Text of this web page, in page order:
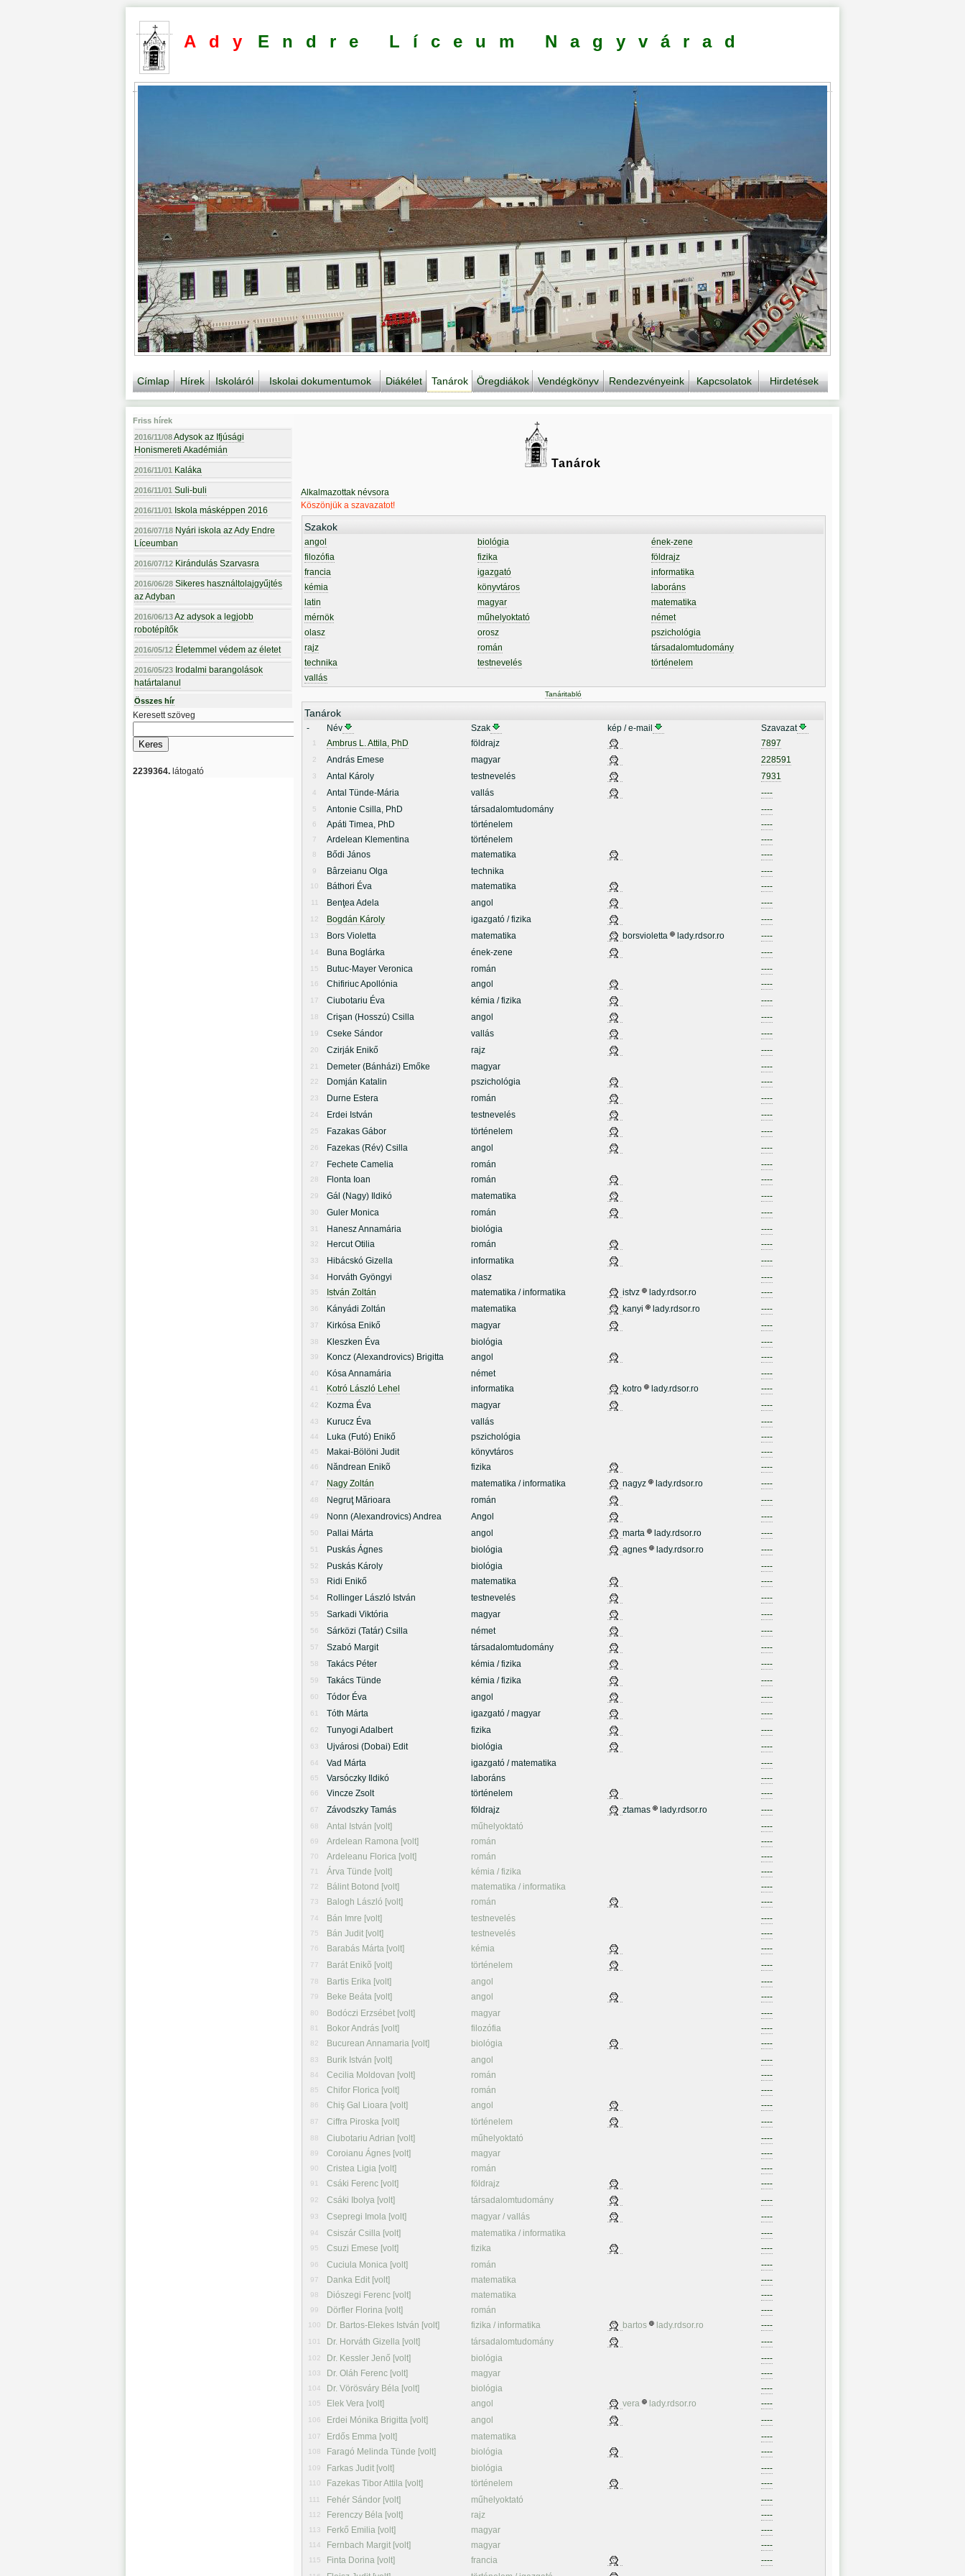
Ady Endre Líceum Nagyvárad
Címlap Hírek Iskoláról Iskolai dokumentumok Diákélet Tanárok Öregdiákok Vendégkönyv Rendezvényeink Kapcsolatok Hirdetések
Friss hírek
2016/11/08Adysok az Ifjúsági
Honismereti Akadémián
2016/11/01 Kaláka
2016/11/01 Suli-buli
2016/11/01 Iskola másképpen 2016
2016/07/18 Nyári iskola az Ady Endre
Líceumban
2016/07/12 Kirándulás Szarvasra
2016/06/28 Sikeres használtolajgyűjtés
az Adyban
2016/06/13Az adysok a legjobb
robotépítők
2016/05/12 Életemmel védem az életet
2016/05/23 Irodalmi barangolások
határtalanul
Összes hír
Keresett szöveg
2239364. látogató
Tanárok
Alkalmazottak névsora
Köszönjük a szavazatot!
Szakok
angol biológia
ének-zene
filozófia
fizika
földrajz
francia
igazgató
informatika
kémia
könyvtáros
laboráns
latin
magyar
matematika
mérnök
műhelyoktató
német
olasz
orosz
pszichológia
rajz
román
társadalomtudomány
technika
testnevelés
történelem
vallás
Tanáritabló
Tanárok
- Név Szak kép / e-mail Szavazat
1 Ambrus L. Attila, PhD földrajz 7897
2 András Emese magyar 228591
3 Antal Károly testnevelés 7931
4 Antal Tünde-Mária vallás ----
5 Antonie Csilla, PhD társadalomtudomány ----
6 Apáti Timea, PhD történelem ----
7 Ardelean Klementina történelem ----
8 Bődi János matematika ----
9 Bârzeianu Olga technika ----
10 Báthori Éva matematika ----
11 Benţea Adela angol ----
12 Bogdán Károly igazgató / fizika ----
13 Bors Violetta matematika borsvioletta lady.rdsor.ro ----
14 Buna Boglárka ének-zene ----
15 Butuc-Mayer Veronica román ----
16 Chifiriuc Apollónia angol ----
17 Ciubotariu Éva kémia / fizika ----
18 Crişan (Hosszú) Csilla angol ----
19 Cseke Sándor vallás ----
20 Czirják Enikő rajz ----
21 Demeter (Bánházi) Emőke magyar ----
22 Domján Katalin pszichológia ----
23 Durne Estera román ----
24 Erdei István testnevelés ----
25 Fazakas Gábor történelem ----
26 Fazekas (Rév) Csilla angol ----
27 Fechete Camelia román ----
28 Flonta Ioan román ----
29 Gál (Nagy) Ildikó matematika ----
30 Guler Monica román ----
31 Hanesz Annamária biológia ----
32 Hercut Otilia román ----
33 Hibácskó Gizella informatika ----
34 Horváth Gyöngyi olasz ----
35 István Zoltán matematika / informatika istvz lady.rdsor.ro ----
36 Kányádi Zoltán matematika kanyi lady.rdsor.ro ----
37 Kirkósa Enikő magyar ----
38 Kleszken Éva biológia ----
39 Koncz (Alexandrovics) Brigitta angol ----
40 Kósa Annamária német ----
41 Kotró László Lehel informatika kotro lady.rdsor.ro ----
42 Kozma Éva magyar ----
43 Kurucz Éva vallás ----
44 Luka (Futó) Enikő pszichológia ----
45 Makai-Bölöni Judit könyvtáros ----
46 Năndrean Enikõ fizika ----
47 Nagy Zoltán matematika / informatika nagyz lady.rdsor.ro ----
48 Negruţ Mărioara román ----
49 Nonn (Alexandrovics) Andrea Angol ----
50 Pallai Márta angol marta lady.rdsor.ro ----
51 Puskás Ágnes biológia agnes lady.rdsor.ro ----
52 Puskás Károly biológia ----
53 Ridi Enikő matematika ----
54 Rollinger László István testnevelés ----
55 Sarkadi Viktória magyar ----
56 Sárközi (Tatár) Csilla német ----
57 Szabó Margit társadalomtudomány ----
58 Takács Péter kémia / fizika ----
59 Takács Tünde kémia / fizika ----
60 Tódor Éva angol ----
61 Tóth Márta igazgató / magyar ----
62 Tunyogi Adalbert fizika ----
63 Ujvárosi (Dobai) Edit biológia ----
64 Vad Márta igazgató / matematika ----
65 Varsóczky Ildikó laboráns ----
66 Vincze Zsolt történelem ----
67 Závodszky Tamás földrajz ztamas lady.rdsor.ro ----
68 Antal István [volt] műhelyoktató ----
69 Ardelean Ramona [volt] román ----
70 Ardeleanu Florica [volt] román ----
71 Árva Tünde [volt] kémia / fizika ----
72 Bálint Botond [volt] matematika / informatika ----
73 Balogh László [volt] román ----
74 Bán Imre [volt] testnevelés ----
75 Bán Judit [volt] testnevelés ----
76 Barabás Márta [volt] kémia ----
77 Barát Enikõ [volt] történelem ----
78 Bartis Erika [volt] angol ----
79 Beke Beáta [volt] angol ----
80 Bodóczi Erzsébet [volt] magyar ----
81 Bokor András [volt] filozófia ----
82 Bucurean Annamaria [volt] biológia ----
83 Burik István [volt] angol ----
84 Cecilia Moldovan [volt] román ----
85 Chifor Florica [volt] román ----
86 Chiş Gal Lioara [volt] angol ----
87 Ciffra Piroska [volt] történelem ----
88 Ciubotariu Adrian [volt] műhelyoktató ----
89 Coroianu Ágnes [volt] magyar ----
90 Cristea Ligia [volt] román ----
91 Csáki Ferenc [volt] földrajz ----
92 Csáki Ibolya [volt] társadalomtudomány ----
93 Csepregi Imola [volt] magyar / vallás ----
94 Csiszár Csilla [volt] matematika / informatika ----
95 Csuzi Emese [volt] fizika ----
96 Cuciula Monica [volt] román ----
97 Danka Edit [volt] matematika ----
98 Diószegi Ferenc [volt] matematika ----
99 Dörfler Florina [volt] román ----
100 Dr. Bartos-Elekes István [volt] fizika / informatika bartos lady.rdsor.ro ----
101 Dr. Horváth Gizella [volt] társadalomtudomány ----
102 Dr. Kessler Jenő [volt] biológia ----
103 Dr. Oláh Ferenc [volt] magyar ----
104 Dr. Vörösváry Béla [volt] biológia ----
105 Elek Vera [volt] angol vera lady.rdsor.ro ----
106 Erdei Mónika Brigitta [volt] angol ----
107 Erdős Emma [volt] matematika ----
108 Faragó Melinda Tünde [volt] biológia ----
109 Farkas Judit [volt] biológia ----
110 Fazekas Tibor Attila [volt] történelem ----
111 Fehér Sándor [volt] műhelyoktató ----
112 Ferenczy Béla [volt] rajz ----
113 Ferkő Emilia [volt] magyar ----
114 Fernbach Margit [volt] magyar ----
115 Finta Dorina [volt] francia ----